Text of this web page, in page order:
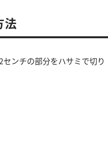
法
ンチの部分をハサミで切り